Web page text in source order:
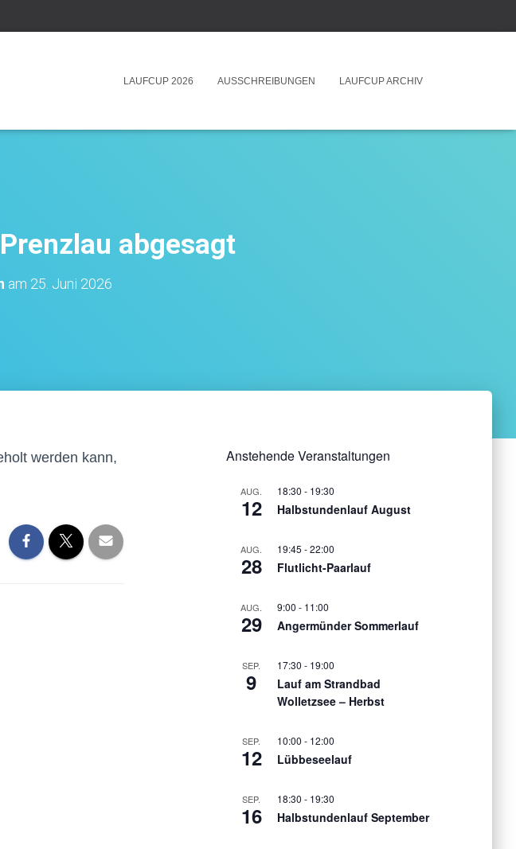
LAUFCUP 2026 AUSSCHREIBUNGEN LAUFCUP ARCHIV
abgesagt
am 25. Juni 2026
werden kann,
Anstehende Veranstaltungen
AUG.
12
18:30 - 19:30
Halbstundenlauf August
AUG.
28
19:45 -22:00
Flutlicht-Paarlauf
AUG.
29
9:00 - 11:00
Angermünder Sommerlauf
SEP.
9
17:30 - 19:00
Lauf am Strandbad
Wolletzsee – Herbst
SEP.
12
10:00 - 12:00
Lübbeseelauf
SEP.
16
18:30 - 19:30
Halbstundenlauf September